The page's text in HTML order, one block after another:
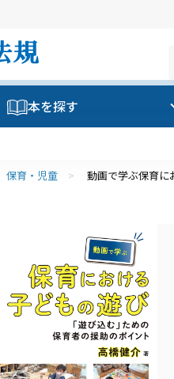
本を探す
保育・児童 > 動画で学ぶ保育